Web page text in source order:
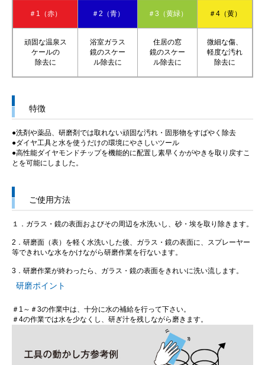
＃1（赤） ＃2（青） ＃3（黄緑） ＃4（黄）
頑固な温泉ス
ケールの
除去に
浴室ガラス
鏡のスケー
ル除去に
住居の窓
鏡のスケー
ル除去に
微細な傷、
軽度な汚れ
除去に
特徴
●洗剤や薬品、研磨剤では取れない頑固な汚れ・固形物をすばやく除去
●ダイヤ工具と水を使うだけの環境にやさしいツール
●高性能ダイヤモンドチップを機能的に配置し素早くかがやきを取り戻すこ
とを可能にしました。
ご使用方法
１．ガラス・鏡の表面およびその周辺を水洗いし、砂・埃を取り除きます。
2．研磨面（表）を軽く水洗いした後、ガラス・鏡の表面に、スプレーヤー
等できれいな水をかけながら研磨作業を行ないます。
3．研磨作業が終わったら、ガラス・鏡の表面をきれいに洗い流します。
研磨ポイント
＃1～＃3の作業中は、十分に水の補給を行って下さい。
＃4の作業では水を少なくし、研ぎ汁を残しながら磨きます。